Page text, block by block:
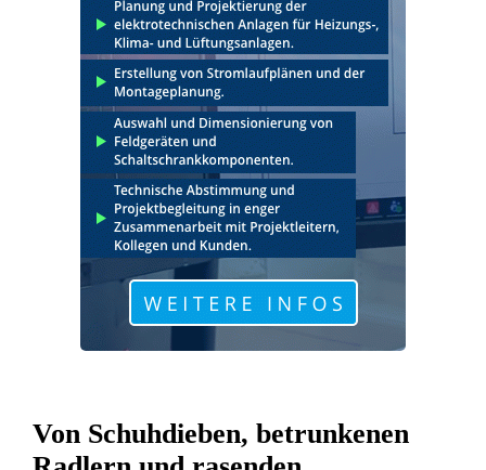
Von Schuhdieben, betrunkenen